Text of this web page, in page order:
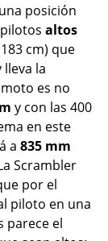
posición
altos
cm) que
la
es no
y con las 400
en este
a 835 mm
Scrambler
por el
piloto en una
parece el